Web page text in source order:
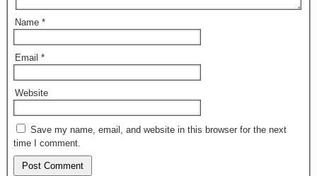
Name *
Email *
Website
Save my name, email, and website in this browser for the next
time I comment.